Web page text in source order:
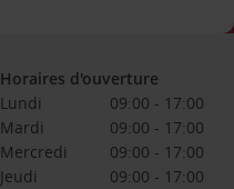
Horaires d'ouverture
Lundi
09:00 - 17:00
Mardi
09:00 - 17:00
Mercredi
09:00 - 17:00
Jeudi
09:00 - 17:00